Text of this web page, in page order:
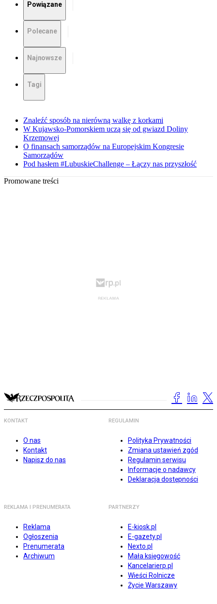
Powiązane
Polecane
Najnowsze
Tagi
Znaleźć sposób na nierówną walkę z korkami
W Kujawsko-Pomorskiem uczą się od gwiazd Doliny
Krzemowej
O finansach samorządów na Europejskim Kongresie
Samorządów
Pod hasłem #LubuskieChallenge – Łączy nas przyszłość
Promowane treści
KONTAKT
O nas
Kontakt
Napisz do nas
REGULAMIN
Polityka Prywatności
Zmiana ustawień zgód
Regulamin serwisu
Informacje o nadawcy
Deklaracja dostępności
REKLAMA I PRENUMERATA
Reklama
Ogłoszenia
Prenumerata
Archiwum
PARTNERZY
E-kiosk.pl
E-gazety.pl
Nexto.pl
Mała księgowość
Kancelarierp.pl
Wieści Rolnicze
Życie Warszawy